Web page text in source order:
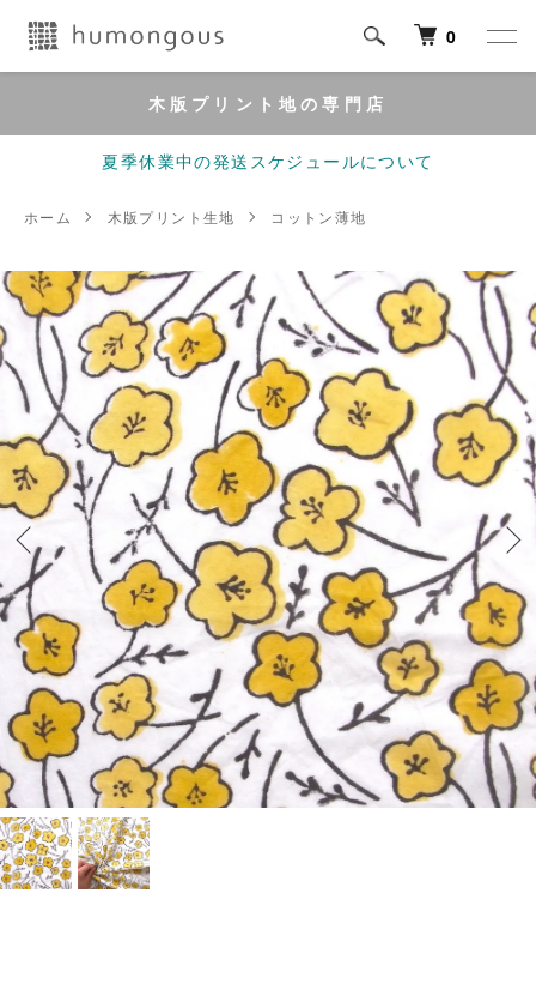
0
木版プリント地の専門店
夏季休業中の発送スケジュールについて
ホーム 木版プリント生地 コットン薄地